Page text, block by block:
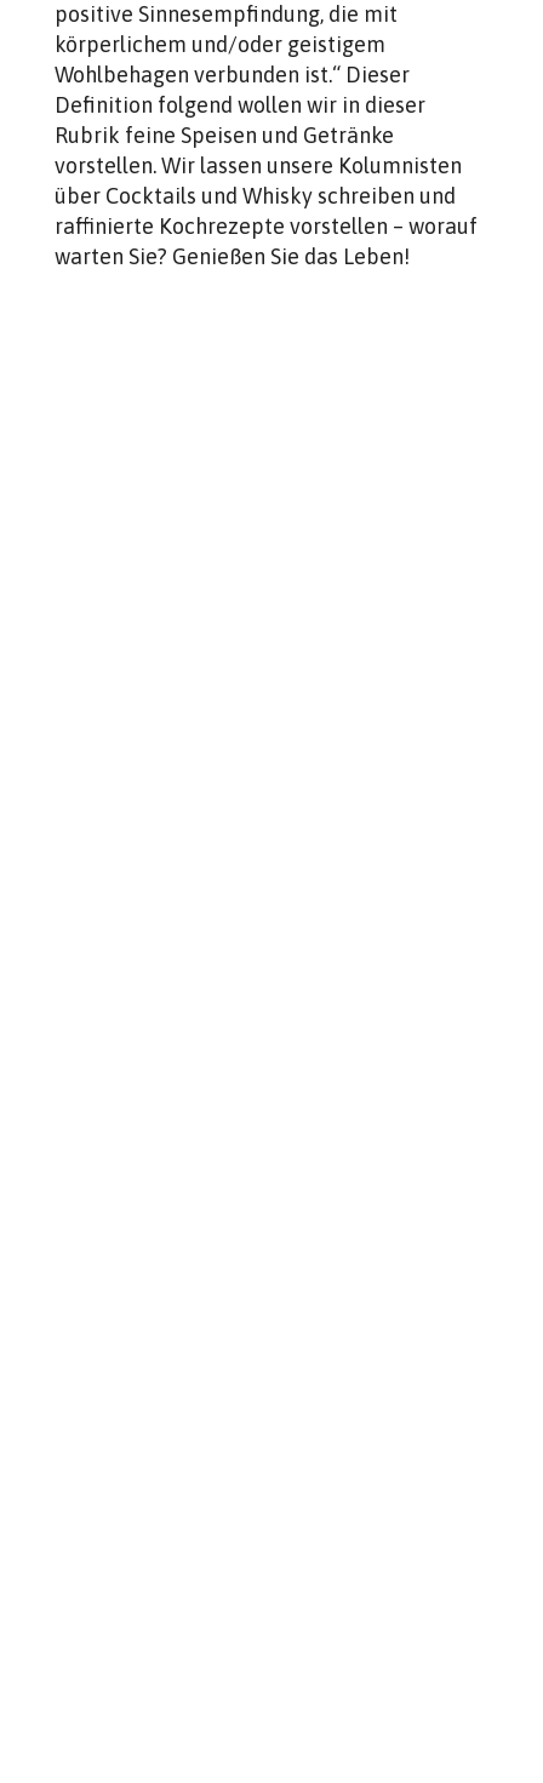
positive Sinnesempfindung, die mit
körperlichem und/oder geistigem
Wohlbehagen verbunden ist.“ Dieser
Definition folgend wollen wir in dieser
Rubrik feine Speisen und Getränke
vorstellen. Wir lassen unsere Kolumnisten
über Cocktails und Whisky schreiben und
raffinierte Kochrezepte vorstellen – worauf
warten Sie? Genießen Sie das Leben!